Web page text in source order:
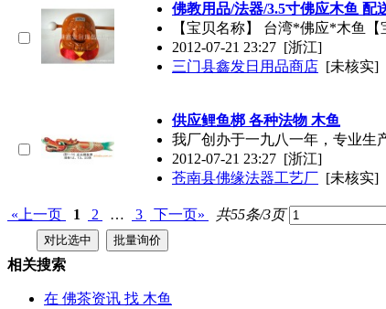
佛教用品/法器/3.5寸佛应木鱼 配
【宝贝名称】 台湾*佛应*木鱼
2012-07-21 23:27 [浙江]
三门县鑫发日用品商店 [未核实]
供应鲤鱼梆 各种法物 木鱼
我厂创办于一九八一年，专业生
2012-07-21 23:27 [浙江]
苍南县佛缘法器工艺厂 [未核实]
«上一页 1 2 … 3 下一页» 共55条/3页
相关搜索
在 佛茶资讯 找 木鱼